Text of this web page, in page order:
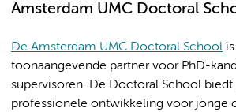
Amsterdam UMC Doctoral
De Amsterdam UMC Doctoral School
toonaangevende partner voor PhD-
supervisoren. De Doctoral School
professionele ontwikkeling voor jonge